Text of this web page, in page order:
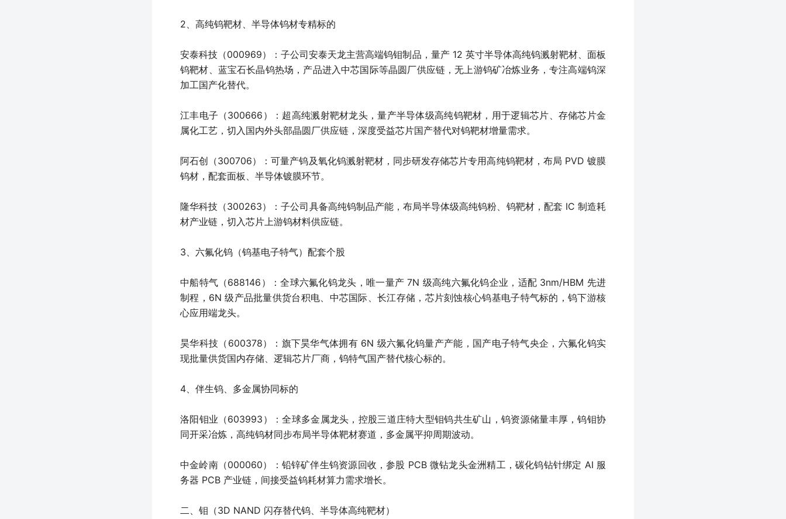
2、高纯钨靶材、半导体钨材专精标的
安泰科技（000969）：子公司安泰天龙主营高端钨钼制品，量产 12 英寸半导体高纯钨溅射靶材、面板
钨靶材、蓝宝石长晶钨热场，产品进入中芯国际等晶圆厂供应链，无上游钨矿冶炼业务，专注高端钨深
加工国产化替代。
江丰电子（300666）：超高纯溅射靶材龙头，量产半导体级高纯钨靶材，用于逻辑芯片、存储芯片金
属化工艺，切入国内外头部晶圆厂供应链，深度受益芯片国产替代对钨靶材增量需求。
阿石创（300706）：可量产钨及氧化钨溅射靶材，同步研发存储芯片专用高纯钨靶材，布局 PVD 镀膜
钨材，配套面板、半导体镀膜环节。
隆华科技（300263）：子公司具备高纯钨制品产能，布局半导体级高纯钨粉、钨靶材，配套 IC 制造耗
材产业链，切入芯片上游钨材料供应链。
3、六氟化钨（钨基电子特气）配套个股
中船特气（688146）：全球六氟化钨龙头，唯一量产 7N 级高纯六氟化钨企业，适配 3nm/HBM 先进
制程，6N 级产品批量供货台积电、中芯国际、长江存储，芯片刻蚀核心钨基电子特气标的，钨下游核
心应用端龙头。
昊华科技（600378）：旗下昊华气体拥有 6N 级六氟化钨量产产能，国产电子特气央企，六氟化钨实
现批量供货国内存储、逻辑芯片厂商，钨特气国产替代核心标的。
4、伴生钨、多金属协同标的
洛阳钼业（603993）：全球多金属龙头，控股三道庄特大型钼钨共生矿山，钨资源储量丰厚，钨钼协
同开采冶炼，高纯钨材同步布局半导体靶材赛道，多金属平抑周期波动。
中金岭南（000060）：铅锌矿伴生钨资源回收，参股 PCB 微钻龙头金洲精工，碳化钨钻针绑定 AI 服
务器 PCB 产业链，间接受益钨耗材算力需求增长。
二、钼（3D NAND 闪存替代钨、半导体高纯靶材）